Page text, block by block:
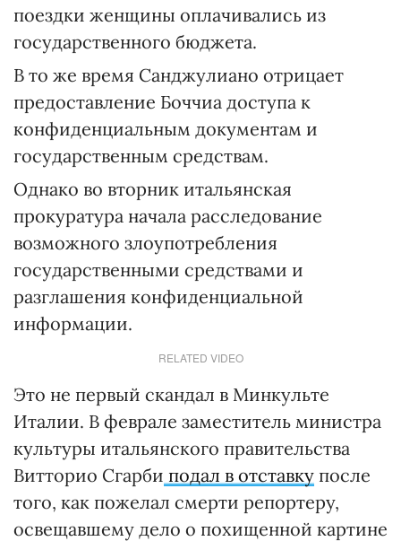
поездки женщины оплачивались из
государственного бюджета.
В то же время Санджулиано отрицает
предоставление Боччиа доступа к
конфиденциальным документам и
государственным средствам.
Однако во вторник итальянская
прокуратура начала расследование
возможного злоупотребления
государственными средствами и
разглашения конфиденциальной
информации.
RELATED VIDEO
Это не первый скандал в Минкульте
Италии. В феврале заместитель министра
культуры итальянского правительства
Витторио Сгарби подал в отставку после
того, как пожелал смерти репортеру,
освещавшему дело о похищенной картине